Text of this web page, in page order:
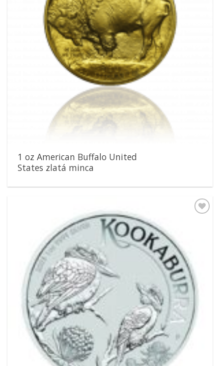
1 oz American Buffalo United
States zlatá minca